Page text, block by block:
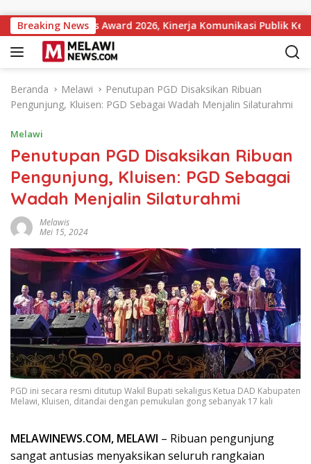
Breaking NewsAward 2026, Kinerja Komunikasi Publik
Beranda Melawi
Penutupan PGD Disaksikan Ribuan
Pengunjung, Kluisen: PGD Sebagai Wadah Menjalin Silaturahmi
Melawi
Penutupan PGD Disaksikan Ribuan
Pengunjung, Kluisen: PGD Sebagai
Wadah Menjalin Silaturahmi
Melawis
Mei 15, 2024
PGD ini secara resmi ditutup Wakil Bupati sekaligus Ketua DAD Kabupaten
Melawi, Kluisen, ditandai dengan pemukulan gong sebanyak 17 kali
MELAWINEWS.COM, MELAWI – Ribuan pengunjung
sangat antusias menyaksikan seluruh rangkaian